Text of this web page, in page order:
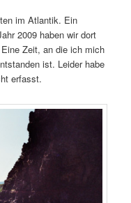
im Atlantik. Ein
2009 haben wir dort
Zeit, an die ich mich
ist. Leider habe
erfasst.